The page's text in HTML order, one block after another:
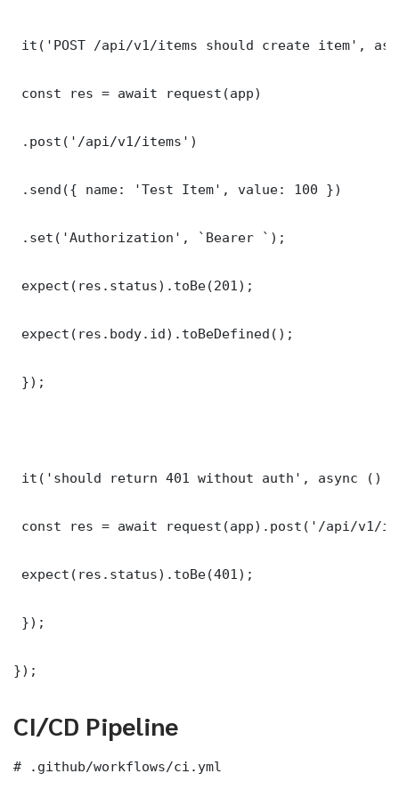
it('POST /api/v1/items should create item',
const res = await request(app)
.post('/api/v1/items')
.send({ name: 'Test Item', value: 100 })
.set('Authorization', `Bearer `);
expect(res.status).toBe(201);
expect(res.body.id).toBeDefined();
});
it('should return 401 without auth', async ()
const res = await request(app).post('/api/v1/
expect(res.status).toBe(401);
});
});
CI/CD Pipeline
# .github/workflows/ci.yml